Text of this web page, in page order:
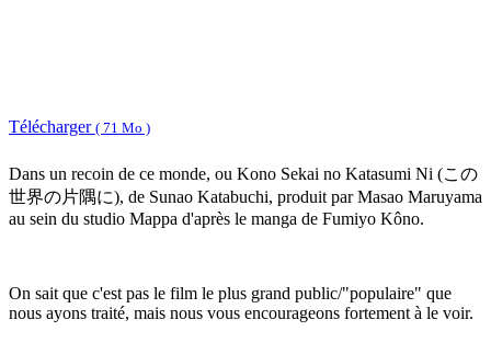
Télécharger ( 71 Mo )
Dans un recoin de ce monde, ou Kono Sekai no Katasumi Ni (この
世界の片隅に), de Sunao Katabuchi, produit par Masao Maruyama
au sein du studio Mappa d'après le manga de Fumiyo Kôno.
On sait que c'est pas le film le plus grand public/"populaire" que
nous ayons traité, mais nous vous encourageons fortement à le voir.